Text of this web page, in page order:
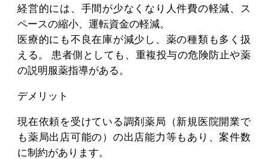
経営的には、手間が少なくなり人件費の軽減、ス
ペースの縮小、運転資金の軽減。
医療的にも不良在庫が減少し、薬の種類も多く扱
える。 患者側としても、重複投与の危険防止や薬
の説明服薬指導がある。
デメリット
現在依頼を受けている調剤薬局（新規医院開業で
も薬局出店可能の）の出店能力等もあり、案件数
に制約があります。